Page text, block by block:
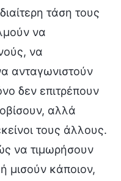
τάση τους
να
να
ανταγωνιστούν
δεν επιτρέπουν
αλλά
τους άλλους.
να τιμωρήσουν
μισούν κάποιον,